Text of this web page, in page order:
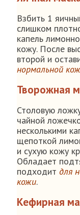
Взбить 1
слишком
капель
кожу. После
второй и
нормальной
Творожная
Столовую
чайной
несколькими
щепоткой
и сухую кожу
Обладает
подходит для
кожи.
Кефирная